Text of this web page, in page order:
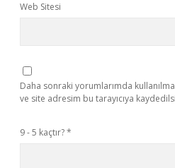
Web Sitesi
Daha sonraki yorumlarımda
ve site adresim bu tarayıcıya
9 - 5 kaçtır?*